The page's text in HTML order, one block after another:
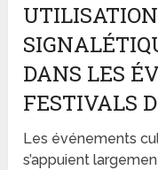
DANS LES
FESTIVALS
Les événements
s’appuient